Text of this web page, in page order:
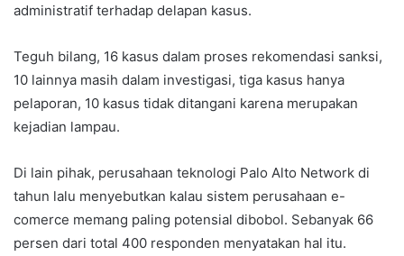
administratif terhadap delapan kasus.
Teguh bilang, 16 kasus dalam proses rekomendasi sanksi,
10 lainnya masih dalam investigasi, tiga kasus hanya
pelaporan, 10 kasus tidak ditangani karena merupakan
kejadian lampau.
Di lain pihak, perusahaan teknologi Palo Alto Network di
tahun lalu menyebutkan kalau sistem perusahaan e-
comerce memang paling potensial dibobol. Sebanyak 66
persen dari total 400 responden menyatakan hal itu.